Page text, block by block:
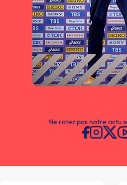
Ne ratez pas notre actu